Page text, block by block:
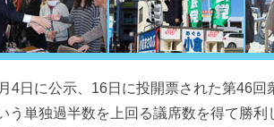
4日に公示、16日に投開票された第46
う単独過半数を上回る議席数を得て勝